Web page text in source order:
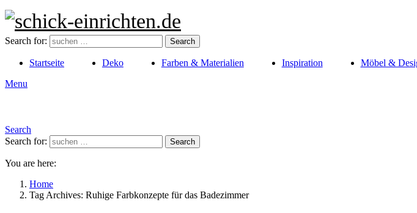
Search for: Search
Startseite Deko Farben & Materialien Inspiration Möbel &
Menu
Search
Search for:
Search
You are here:
Home
Tag Archives: Ruhige Farbkonzepte für das Badezimmer